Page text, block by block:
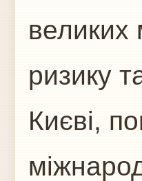
великих
ризику
Києві,